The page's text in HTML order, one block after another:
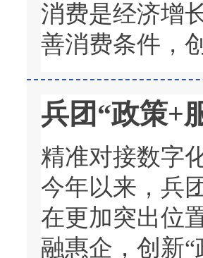
消费是经济增
善消费条件，
兵团“政策+
精准对接数字
今年以来，兵
在更加突出位
融惠企，创新